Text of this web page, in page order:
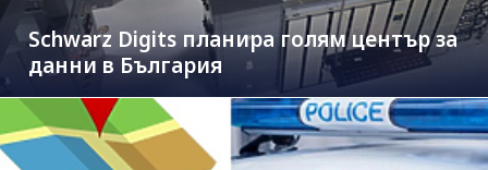
Schwarz Digits планира голям център за
данни в България